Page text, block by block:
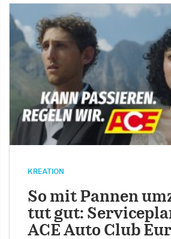
KREATION
So mit Pannen
tut gut:
ACE Auto Club